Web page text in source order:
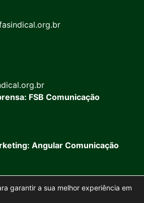
FSB Comunicação
Angular Comunicação
garantir a sua melhor experiência em